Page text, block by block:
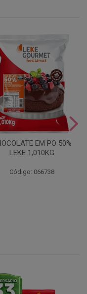
EM PO 50%
LEKE 1,010KG
Código: 066738